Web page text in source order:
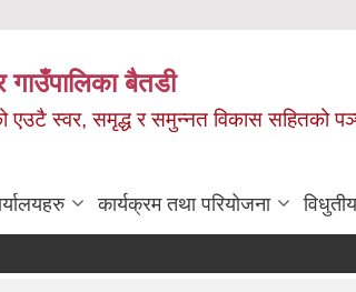
गाउँपालिका बैतडी
एउटै स्वर, समृद्ध र समुन्नत विकास सहितको
कार्यक्रम तथा परियोजना